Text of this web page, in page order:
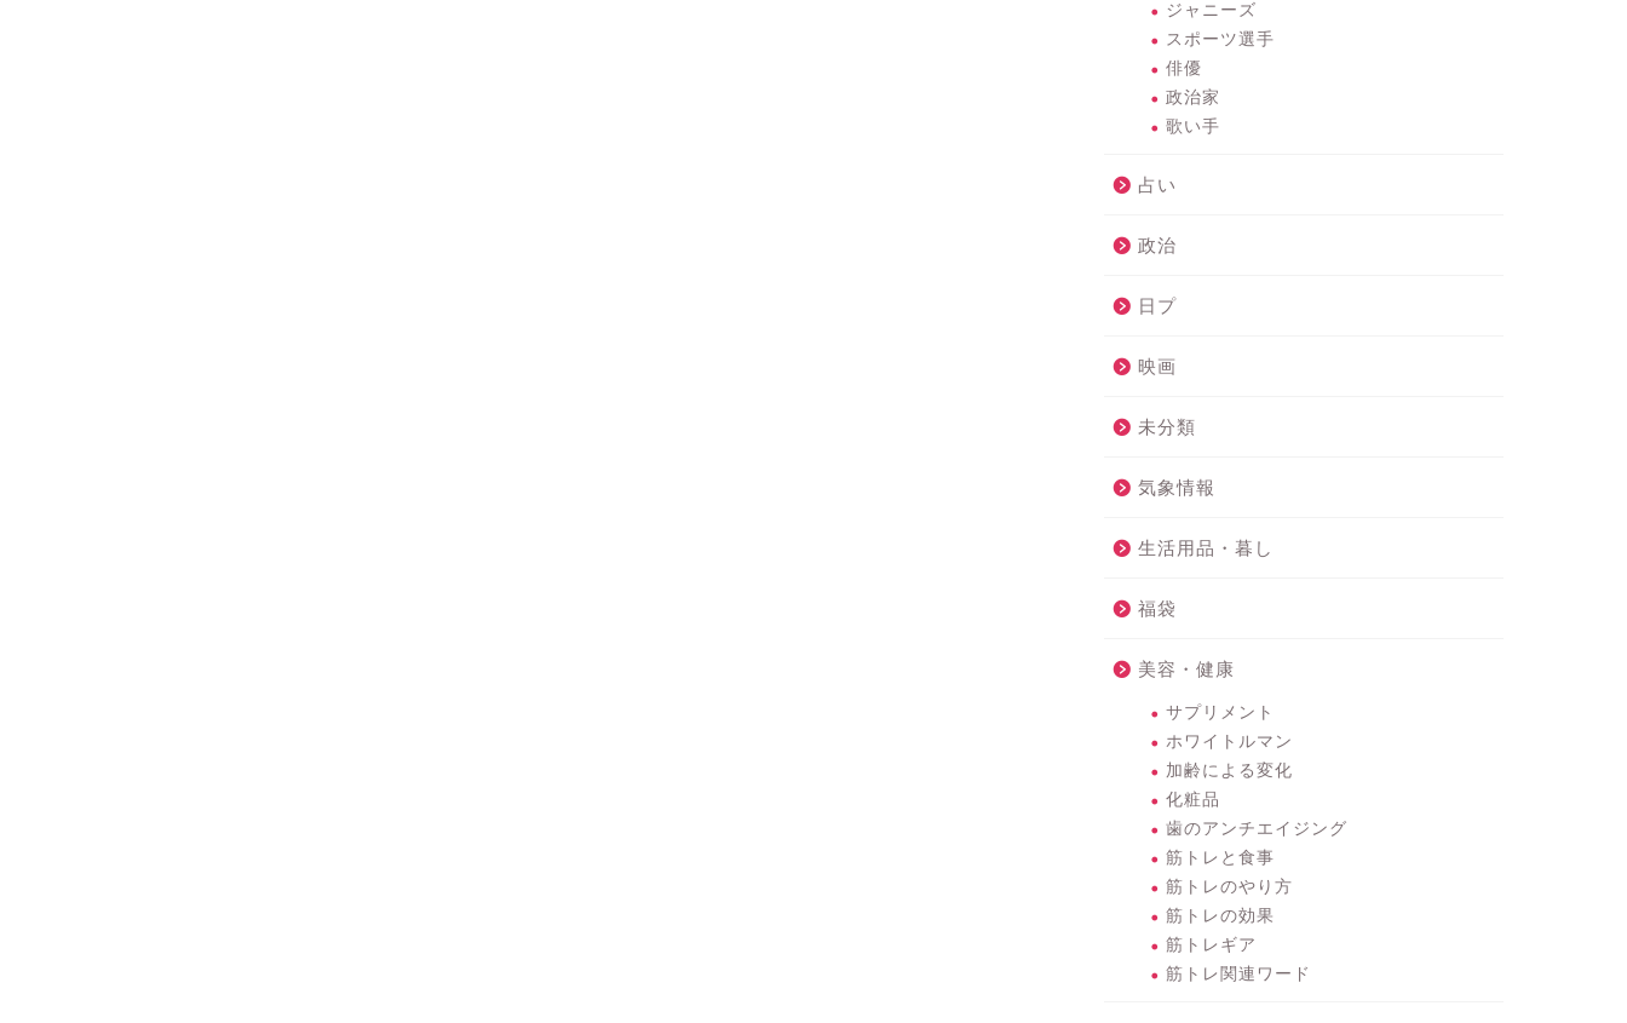
ジャニーズ
スポーツ選手
俳優
政治家
歌い手
占い
政治
日プ
映画
未分類
気象情報
生活用品・暮し
福袋
美容・健康
サプリメント
ホワイトルマン
加齢による変化
化粧品
歯のアンチエイジング
筋トレと食事
筋トレのやり方
筋トレの効果
筋トレギア
筋トレ関連ワード